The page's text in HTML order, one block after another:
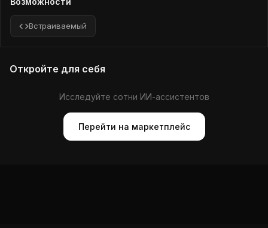
Встраиваемый
Откройте для себя
Исследуйте сотни ИИ-ассистентов
Перейти на маркетплейс